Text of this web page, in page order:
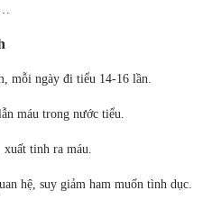
mỗi ngày đi tiểu 14-16 lần.
máu trong nước tiểu.
tinh ra máu.
hệ, suy giảm ham muốn tình dục.